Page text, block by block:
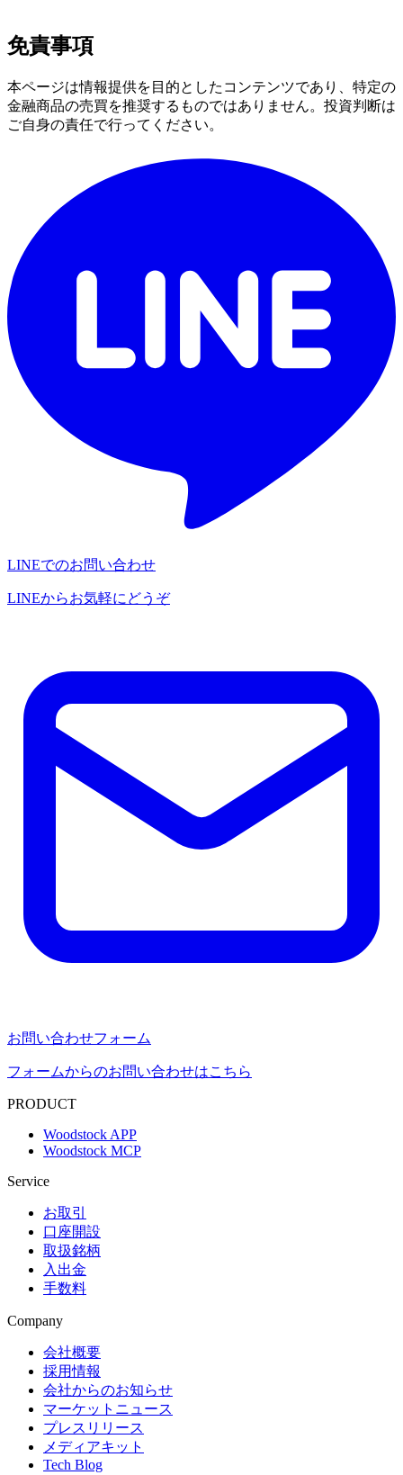
免責事項
本ページは情報提供を目的としたコンテンツであり、特定の
金融商品の売買を推奨するものではありません。投資判断は
ご自身の責任で行ってください。
LINEでのお問い合わせ
LINEからお気軽にどうぞ
お問い合わせフォーム
フォームからのお問い合わせはこちら
PRODUCT
Woodstock APP
Woodstock MCP
Service
お取引
口座開設
取扱銘柄
入出金
手数料
Company
会社概要
採用情報
会社からのお知らせ
マーケットニュース
プレスリリース
メディアキット
Tech Blog